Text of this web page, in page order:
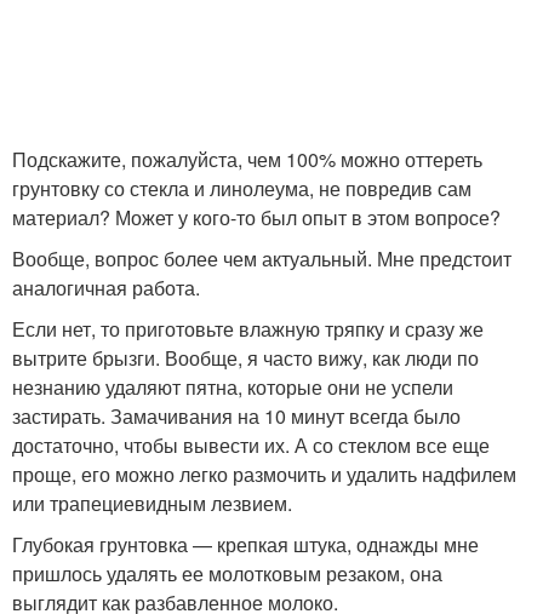
Подскажите, пожалуйста, чем 100% можно оттереть
грунтовку со стекла и линолеума, не повредив сам
материал? Может у кого-то был опыт в этом вопросе?
Вообще, вопрос более чем актуальный. Мне предстоит
аналогичная работа.
Если нет, то приготовьте влажную тряпку и сразу же
вытрите брызги. Вообще, я часто вижу, как люди по
незнанию удаляют пятна, которые они не успели
застирать. Замачивания на 10 минут всегда было
достаточно, чтобы вывести их. А со стеклом все еще
проще, его можно легко размочить и удалить надфилем
или трапециевидным лезвием.
Глубокая грунтовка — крепкая штука, однажды мне
пришлось удалять ее молотковым резаком, она
выглядит как разбавленное молоко.